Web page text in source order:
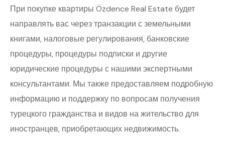
При покупке квартиры Özdence Real Estate будет
направлять вас через транзакции с земельными
книгами, налоговые регулирования, банковские
процедуры, процедуры подписки и другие
юридические процедуры с нашими экспертными
консультантами. Мы также предоставляем подробную
информацию и поддержку по вопросам получения
турецкого гражданства и видов на жительство для
иностранцев, приобретающих недвижимость.